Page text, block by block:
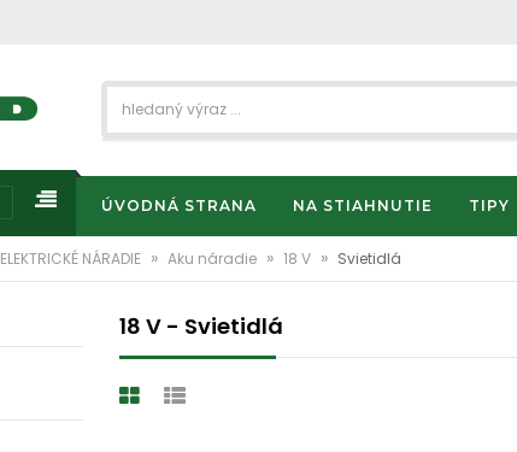
ÚVODNÁ STRANA NA STIAHNUTIE TIPY
ELEKTRICKÉ NÁRADIE » Aku náradie » 18 V » Svietidlá
18 V - Svietidlá